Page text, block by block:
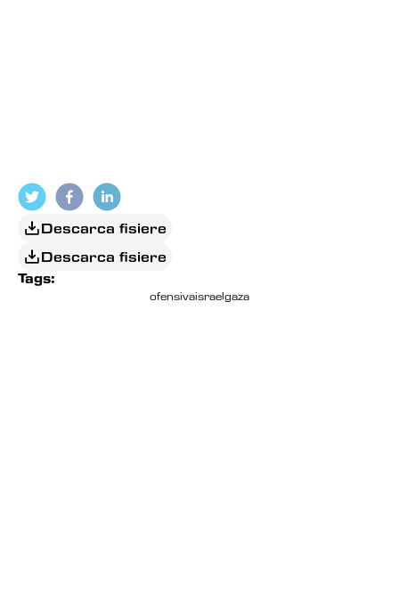
Descarca fisiere
Descarca fisiere
Tags:
ofensivaisraelgaza